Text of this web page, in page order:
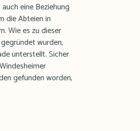
eine Beziehung
die Abteien in
Wie es zu dieser
wurden,
unterstellt. Sicher
gefunden worden,